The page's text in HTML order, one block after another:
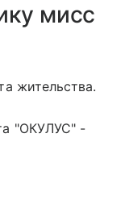
мисс
жительства.
"ОКУЛУС" -